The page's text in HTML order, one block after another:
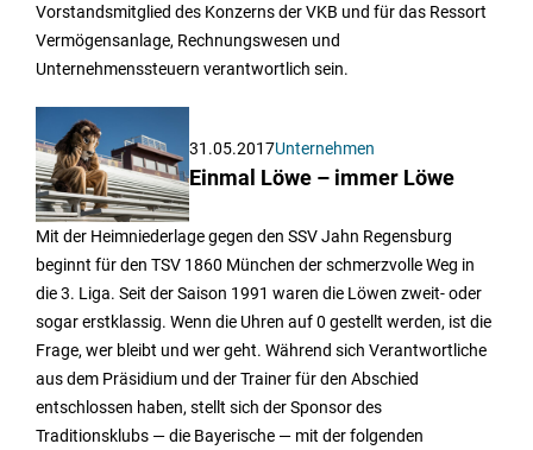
Vorstandsmitglied des Konzerns der VKB und für das Ressort
Vermögensanlage, Rechnungswesen und
Unternehmenssteuern verantwortlich sein.
31.05.2017Unternehmen
Einmal Löwe – immer Löwe
Mit der Heimniederlage gegen den SSV Jahn Regensburg
beginnt für den TSV 1860 München der schmerzvolle Weg in
die 3. Liga. Seit der Saison 1991 waren die Löwen zweit- oder
sogar erstklassig. Wenn die Uhren auf 0 gestellt werden, ist die
Frage, wer bleibt und wer geht. Während sich Verantwortliche
aus dem Präsidium und der Trainer für den Abschied
entschlossen haben, stellt sich der Sponsor des
Traditionsklubs — die Bayerische — mit der folgenden